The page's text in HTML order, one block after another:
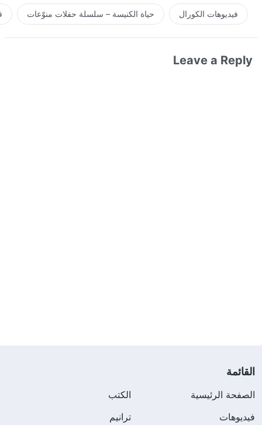
فيديوهات الكورال حياة الكنيسة – سلسلة حفلات منوّعات
Leave a Reply
القائمة
الصفحة الرئيسية
الكتب
فيديوهات
ترانيم